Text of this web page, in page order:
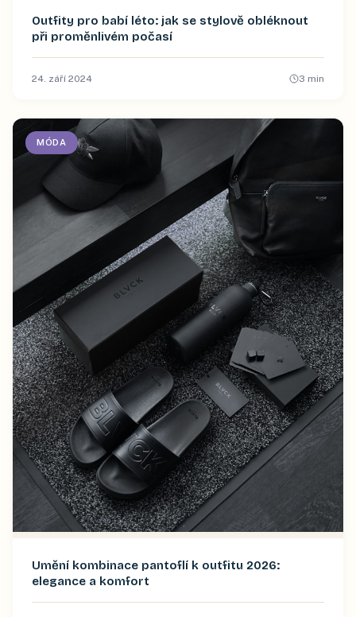
Outfity pro babí léto: jak se stylově obléknout
při proměnlivém počasí
24. září 2024 3 min
MÓDA
Umění kombinace pantoflí k outfitu 2026:
elegance a komfort